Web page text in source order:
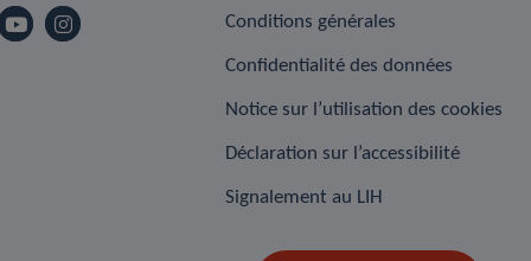
Conditions générales
Confidentialité des données
Notice sur l’utilisation des cookies
Déclaration sur l’accessibilité
Signalement au LIH